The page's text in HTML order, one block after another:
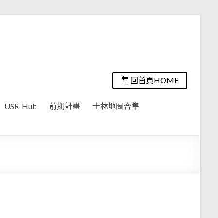
🔙 回首頁HOME
USR-Hub 前期計畫 士林地圖合集